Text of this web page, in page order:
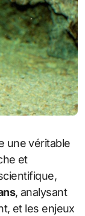
une véritable
et
, analysant
et les enjeux